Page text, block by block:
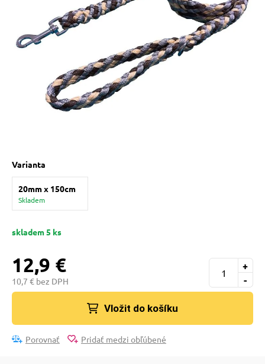
mačky
mačky
Varianta
20mm x 150cm
Skladem
skladem 5 ks
12,9 €
10,7 € bez DPH -
+
Vložit do košíku
Porovnať Pridať medzi obľúbené